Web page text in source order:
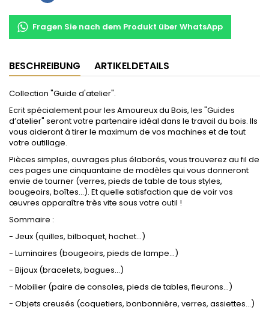
Fragen Sie nach dem Produkt über WhatsApp
BESCHREIBUNG ARTIKELDETAILS
Collection "Guide d'atelier".
Ecrit spécialement pour les Amoureux du Bois, les "Guides
d’atelier" seront votre partenaire idéal dans le travail du bois. Ils
vous aideront à tirer le maximum de vos machines et de tout
votre outillage.
Pièces simples, ouvrages plus élaborés, vous trouverez au fil de
ces pages une cinquantaine de modèles qui vous donneront
envie de tourner (verres, pieds de table de tous styles,
bougeoirs, boîtes…). Et quelle satisfaction que de voir vos
œuvres apparaître très vite sous votre outil !
Sommaire :
- Jeux (quilles, bilboquet, hochet…)
- Luminaires (bougeoirs, pieds de lampe…)
- Bijoux (bracelets, bagues…)
- Mobilier (paire de consoles, pieds de tables, fleurons…)
- Objets creusés (coquetiers, bonbonnière, verres, assiettes…)